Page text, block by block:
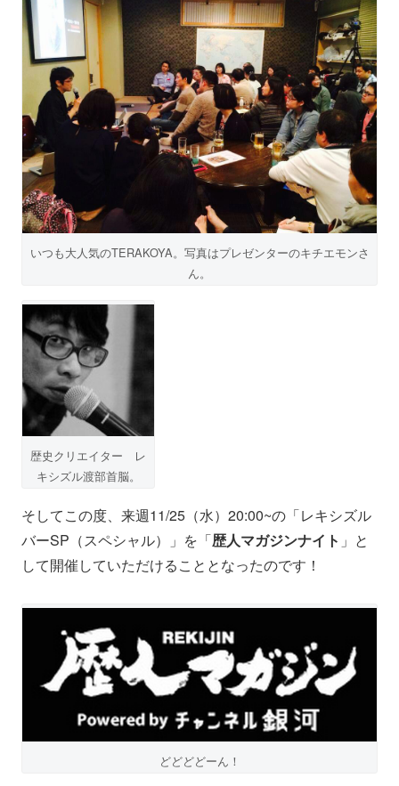
いつも大人気のTERAKOYA。写真はプレゼンターのキチエモンさ
ん。
歴史クリエイター レ
キシズル渡部首脳。
そしてこの度、来週11/25（水）20:00~の「レキシズル
バーSP（スペシャル）」を「歴人マガジンナイト 」と
して開催していただけることとなったのです！
どどどどーん！